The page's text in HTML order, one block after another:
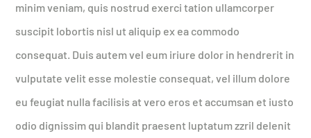
minim veniam, quis nostrud exerci tation ullamcorper
suscipit lobortis nisl ut aliquip ex ea commodo
consequat. Duis autem vel eum iriure dolor in hendrerit in
vulputate velit esse molestie consequat, vel illum dolore
eu feugiat nulla facilisis at vero eros et accumsan et iusto
odio dignissim qui blandit praesent luptatum zzril delenit